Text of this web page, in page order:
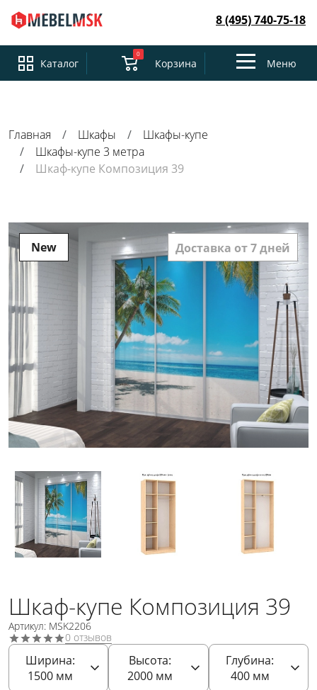
8 (495) 740-75-18
Каталог
0
Корзина
ToggleМеню
Главная Шкафы
Шкафы-купе
Шкафы-купе 3 метра
Шкаф-купе Композиция 39
New Доставка от 7 дней
Шкаф-купе Композиция 39
Артикул: MSK2206
0 отзывов
Ширина:
1500мм
Высота:
2000мм
Глубина:
400мм